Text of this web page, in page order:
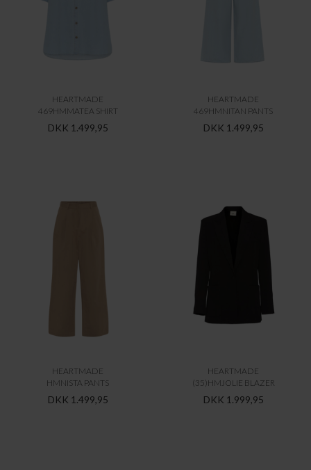
HEARTMADE
469HMMATEA SHIRT
DKK 1.499,95
HEARTMADE
469HMNITAN PANTS
DKK 1.499,95
HEARTMADE
HMNISTA PANTS
DKK 1.499,95
HEARTMADE
(35)HMJOLIE BLAZER
DKK 1.999,95